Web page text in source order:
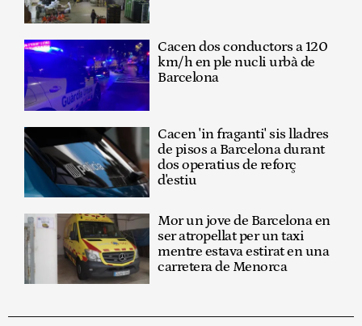
Cacen dos conductors a 120
km/h en ple nucli urbà de
Barcelona
Cacen 'in fraganti' sis lladres
de pisos a Barcelona durant
dos operatius de reforç
d'estiu
Mor un jove de Barcelona en
ser atropellat per un taxi
mentre estava estirat en una
carretera de Menorca